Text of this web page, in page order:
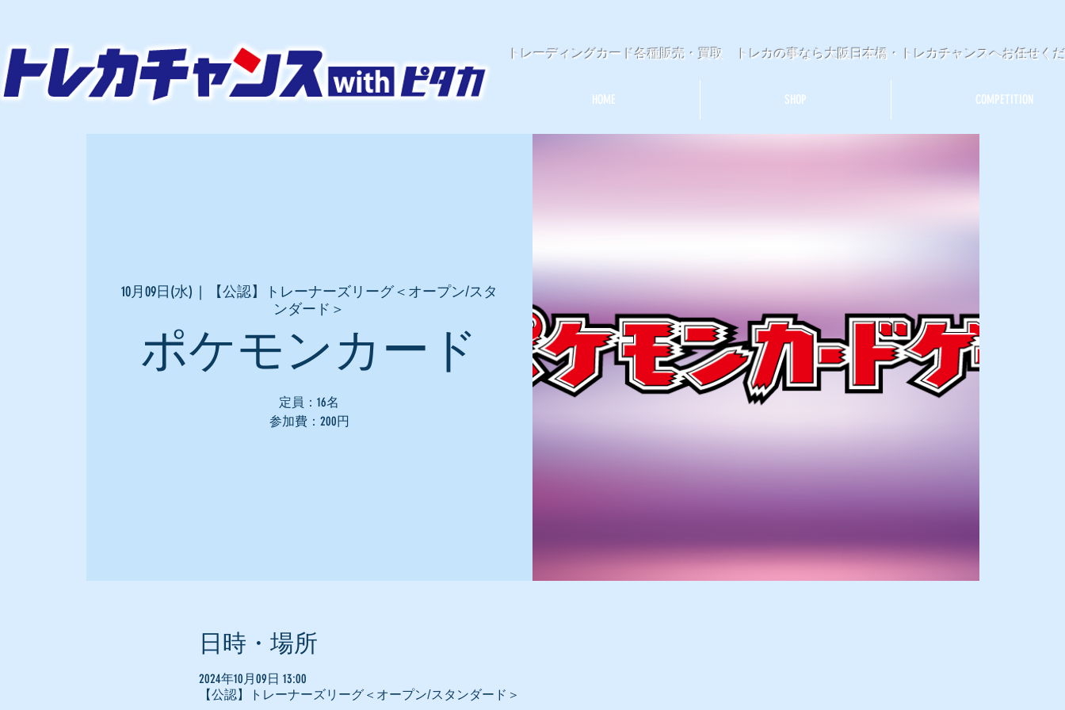
トレーディングカード各種販売・買取 トレカの事なら大阪日本橋・トレカチャンスへお任せく
HOME SHOP COMPETITION
10月09日(水)
  |
【公認】トレーナーズリーグ＜オープン/スタ
ンダード＞
ポケモンカード
定員：16名
参加費：200円
日時・場所
2024年10月09日 13:00
【公認】トレーナーズリーグ＜オープン/スタンダード＞